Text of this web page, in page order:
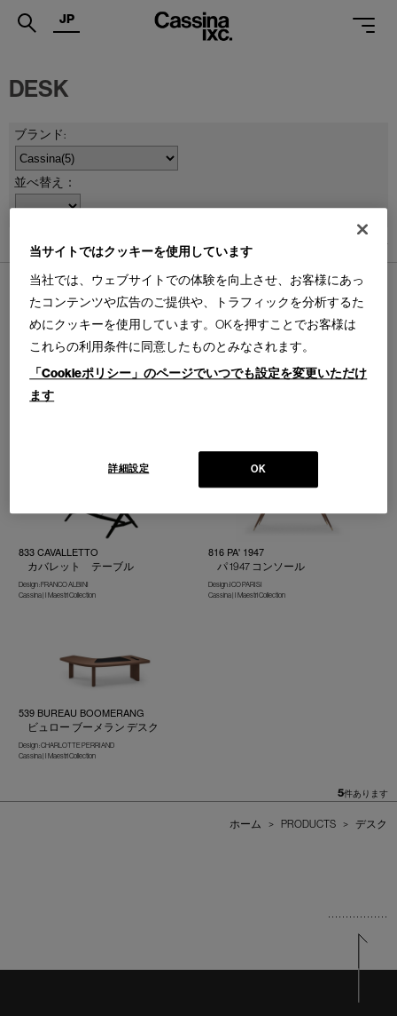
.
SERVICES
PROJECTS
SUPPORT
SHOPS
CATALOGUES
JP
DESK
並べ替え：
件あります
ビュロー ドゥ ラ スメーヌ ア パ
リ デスク
LIBRE
833 CAVALLETTO
カバレット テーブル
Design : FRANCO ALBINI
Cassina | I Maestri Collection
816 PA' 1947
パ 1947 コンソール
Design :ICO PARISI
Cassina | I Maestri Collection
539 BUREAU BOOMERANG
ビュロー ブーメラン デスク
Design : CHARLOTTE PERRIAND
Cassina | I Maestri Collection
5件あります
ホーム > PRODUCTS > デスク
当サイトではクッキーを使用しています
当社では、ウェブサイトでの体験を向上させ、お客様にあっ
たコンテンツや広告のご提供や、トラフィックを分析するた
めにクッキーを使用しています。OKを押すことでお客様は
これらの利用条件に同意したものとみなされます。
「Cookieポリシー」のページでいつでも設定を変更いただけ
ます
OK
詳細設定